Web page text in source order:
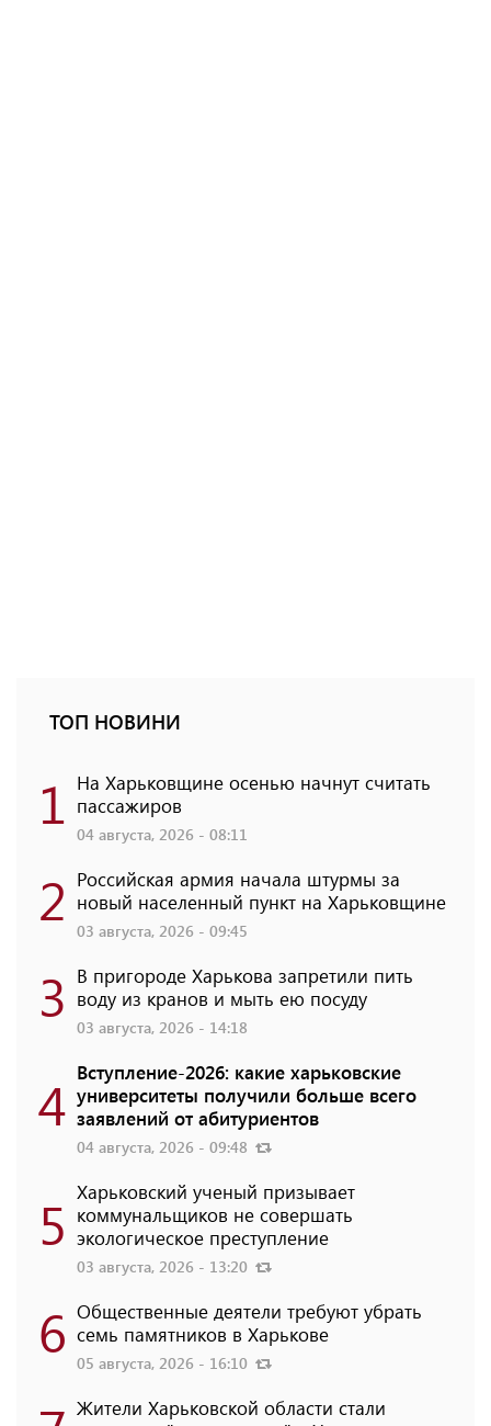
ТОП НОВИНИ
1 На Харьковщине осенью начнут считать
пассажиров
04 августа, 2026 - 08:11
2 Российская армия начала штурмы за
новый населенный пункт на Харьковщине
03 августа, 2026 - 09:45
3 В пригороде Харькова запретили пить
воду из кранов и мыть ею посуду
03 августа, 2026 - 14:18
4 Вступление-2026: какие харьковские
университеты получили больше всего
заявлений от абитуриентов
04 августа, 2026 - 09:48
5 Харьковский ученый призывает
коммунальщиков не совершать
экологическое преступление
03 августа, 2026 - 13:20
6 Общественные деятели требуют убрать
семь памятников в Харькове
05 августа, 2026 - 16:10
Жители Харьковской области стали